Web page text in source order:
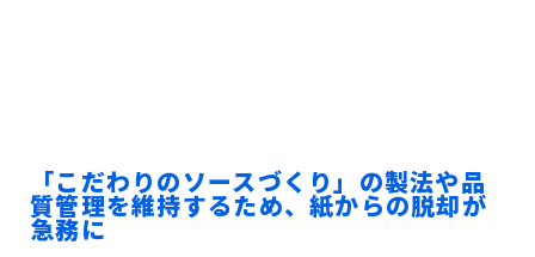
「こだわりのソースづくり」の製法や品
質管理を維持するため、紙からの脱却が
急務に